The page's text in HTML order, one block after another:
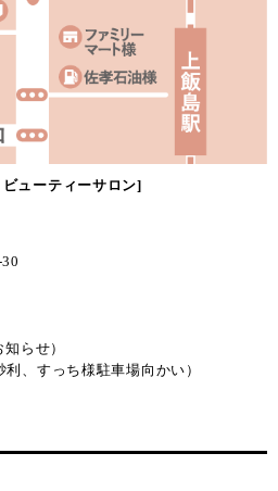
ューティーサロン]
らせ）
、すっち様駐車場向かい）